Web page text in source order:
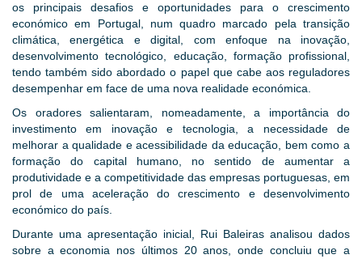
os principais desafios e oportunidades para o crescimento
económico em Portugal, num quadro marcado pela transição
climática, energética e digital, com enfoque na inovação,
desenvolvimento tecnológico, educação, formação profissional,
tendo também sido abordado o papel que cabe aos reguladores
desempenhar em face de uma nova realidade económica.
Os oradores salientaram, nomeadamente, a importância do
investimento em inovação e tecnologia, a necessidade de
melhorar a qualidade e acessibilidade da educação, bem como a
formação do capital humano, no sentido de aumentar a
produtividade e a competitividade das empresas portuguesas, em
prol de uma aceleração do crescimento e desenvolvimento
económico do país.
Durante uma apresentação inicial, Rui Baleiras analisou dados
sobre a economia nos últimos 20 anos, onde concluiu que a